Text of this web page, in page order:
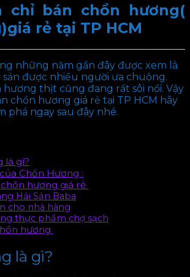
chỉ bán chồn hương(
rẻ tại TP HCM
những năm gần đây được xem là
được nhiều người ưa chuộng.
thịt cũng đang rất sôi nổi. Vậy
chồn hương giá rẻ tại TP HCM hãy
phá ngay sau đây nhé.
là gì?
Chồn Hương :
hương giá rẻ
Hải Sản Baba
cho nhà hàng
thực phẩm chợ sạch
hương
là gì?